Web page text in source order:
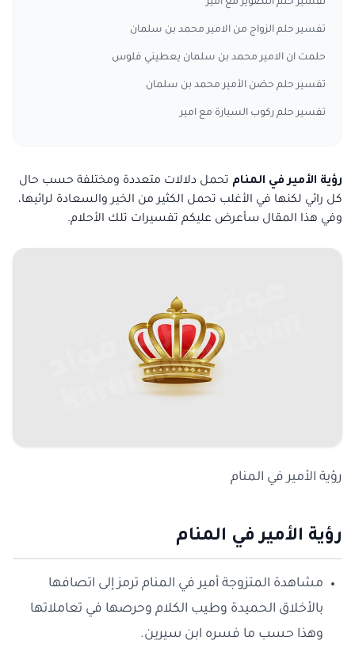
تفسير حلم التصوير مع امير
تفسير حلم الزواج من الامير محمد بن سلمان
حلمت ان الامير محمد بن سلمان يعطيني فلوس
تفسير حلم حضن الأمير محمد بن سلمان
تفسير حلم ركوب السيارة مع امير
رؤية الأمير في المنام تحمل دلالات متعددة ومختلفة حسب حال
كل رائي لكنها في الأغلب تحمل الكثير من الخير والسعادة لرائيها،
وفي هذا المقال سأعرض عليكم تفسيرات تلك الأحلام.
رؤية الأمير في المنام
رؤية الأمير في المنام
مشاهدة المتزوجة أمير في المنام ترمز إلى اتصافها
بالأخلاق الحميدة وطيب الكلام وحرصها في تعاملاتها
وهذا حسب ما فسره ابن سيرين.